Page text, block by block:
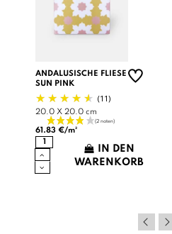
ANDALUSISCHE FLIESE
SUN PINK
(11)
20.0 X 20.0 cm
61.83 €/m²
IN DEN
WARENKORB